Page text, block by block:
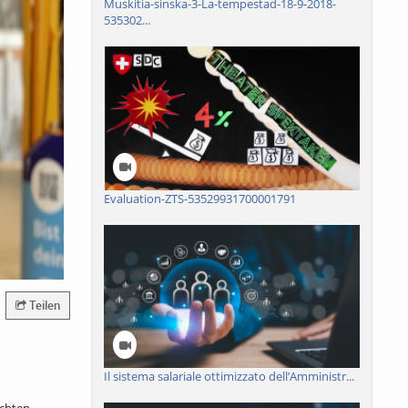
Teilen
Muskitia-sinska-3-La-tempestad-18-9-2018-
535302...
Evaluation-ZTS-53529931700001791
Il sistema salariale ottimizzato dell’Amministr...